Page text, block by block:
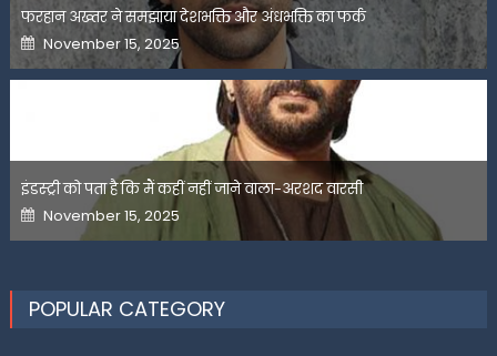
फरहान अख्तर ने समझाया देशभक्ति और अंधभक्ति का फर्क
Posted
on
November 15, 2025
इंडस्ट्री को पता है कि मैं कहीं नहीं जाने वाला-अरशद वारसी
Posted
on
November 15, 2025
POPULAR CATEGORY